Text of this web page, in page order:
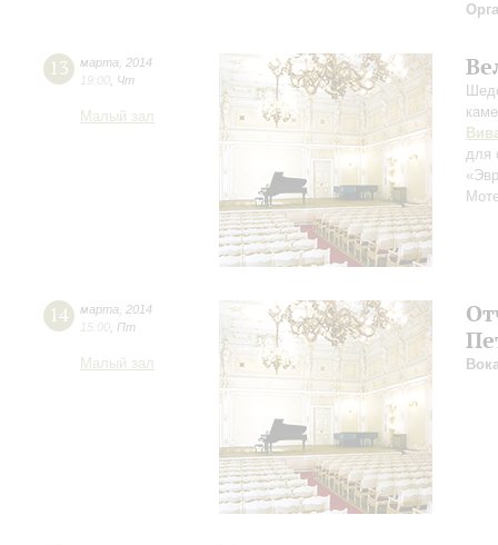
13 марта
2014
19:00 Чт
Малый зал
для
14 марта
2014
15:00 Пт
Малый зал